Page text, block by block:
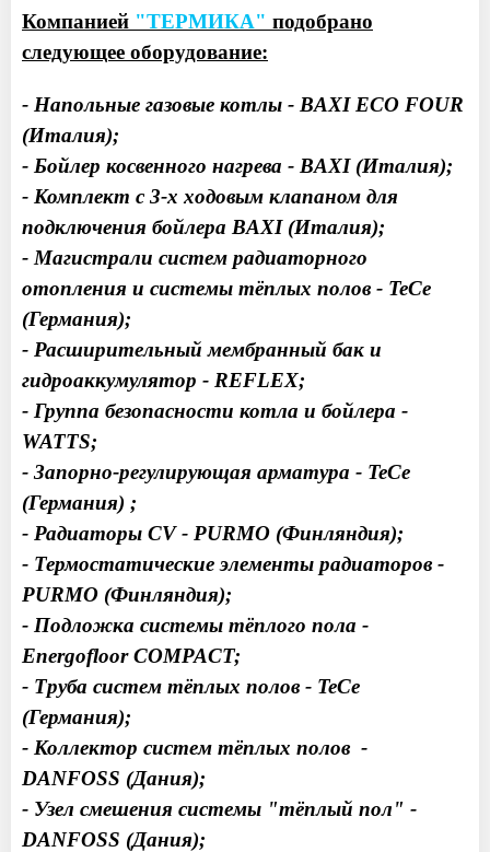
Компанией "ТЕРМИКА" подобрано
следующее оборудование:
- Напольные газовые котлы - BAXI ECO FOUR
(Италия);
- Бойлер косвенного нагрева - BAXI (Италия);
- Комплект с 3-х ходовым клапаном для
подключения бойлера BAXI (Италия);
- Магистрали систем радиаторного
отопления и системы тёплых полов - TeCe
(Германия);
- Расширительный мембранный бак и
гидроаккумулятор - REFLEX;
- Группа безопасности котла и бойлера -
WATTS;
- Запорно-регулирующая арматура - TeCe
(Германия) ;
- Радиаторы CV - PURMO (Финляндия);
- Термостатические элементы радиаторов -
PURMO (Финляндия);
- Подложка системы тёплого пола -
Energofloor COMPACT;
- Труба систем тёплых полов - TeCe
(Германия);
- Коллектор систем тёплых полов -
DANFOSS (Дания);
- Узел смешения системы "тёплый пол" -
DANFOSS (Дания);